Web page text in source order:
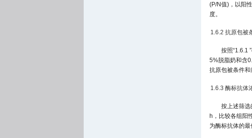
(P/N值)，以阳
度。
1.6.2 抗原包被
按照“1.6.1
5%脱脂奶和含
抗原包被条件和
1.6.3 酶标抗体
按上述筛
h，比较各组阳
为酶标抗体的最